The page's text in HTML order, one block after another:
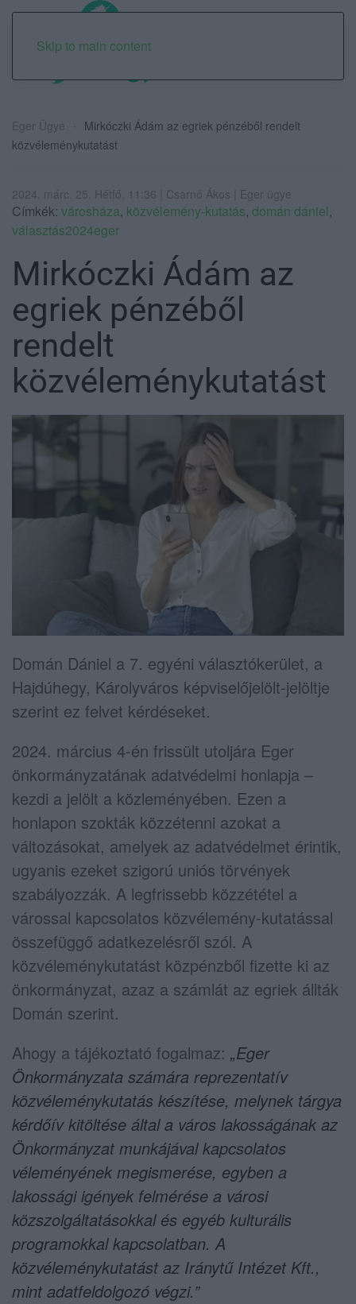
Skip to main content
Eger Ügye
Mirkóczki Ádám az egriek pénzéből rendelt
közvéleménykutatást
2024. márc. 25. Hétfő, 11:36 | Csarnó Ákos | Eger ügye
Címkék: városháza, közvélemény-kutatás, domán dániel,
választás2024eger
Mirkóczki Ádám az
egriek pénzéből
rendelt
közvéleménykutatást
Domán Dániel a 7. egyéni választókerület, a
Hajdúhegy, Károlyváros képviselőjelölt-jelöltje
szerint ez felvet kérdéseket.
2024. március 4-én frissült utoljára Eger
önkormányzatának adatvédelmi honlapja –
kezdi a jelölt a közleményében. Ezen a
honlapon szokták közzétenni azokat a
változásokat, amelyek az adatvédelmet érintik,
ugyanis ezeket szigorú uniós törvények
szabályozzák. A legfrissebb közzététel a
várossal kapcsolatos közvélemény-kutatással
összefüggő adatkezelésről szól. A
közvéleménykutatást közpénzből fizette ki az
önkormányzat, azaz a számlát az egriek állták
Domán szerint.
Ahogy a tájékoztató fogalmaz: „Eger
Önkormányzata számára reprezentatív
közvéleménykutatás készítése, melynek tárgya
kérdőív kitöltése által a város lakosságának az
Önkormányzat munkájával kapcsolatos
véleményének megismerése, egyben a
lakossági igények felmérése a városi
közszolgáltatásokkal és egyéb kulturális
programokkal kapcsolatban. A
közvéleménykutatást az Iránytű Intézet Kft.,
mint adatfeldolgozó végzi.”